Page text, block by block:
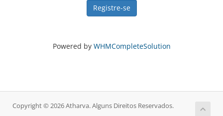
Powered by WHMCompleteSolution
Copyright © 2026 Atharva. Alguns Direitos Reservados.